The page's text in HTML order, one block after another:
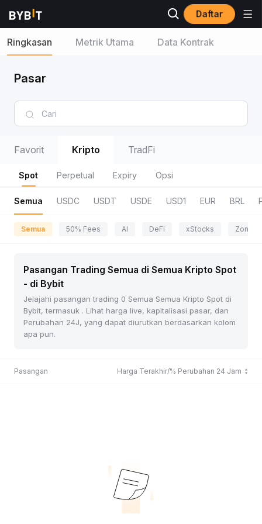
Daftar
Ringkasan Metrik Utama Data Kontrak
Pasar
Favorit Kripto TradFi
Spot Perpetual Expiry Opsi
Semua USDC USDT USDE USD1 EUR BRL
Semua 50% Fees AI DeFi xStocks Zona
Pasangan Trading Semua di Semua Kripto Spot
- di Bybit
Jelajahi pasangan trading 0 Semua Semua Kripto Spot di
Bybit, termasuk . Lihat harga live, kapitalisasi pasar, dan
Perubahan 24J, yang dapat diurutkan berdasarkan kolom
apa pun.
Pasangan Harga Terakhir/% Perubahan 24 Jam